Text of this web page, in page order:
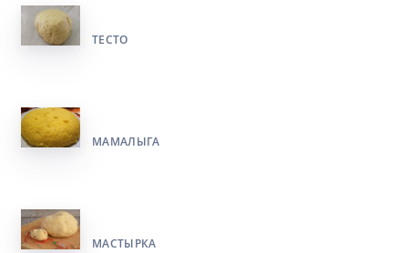
ТЕСТО
МАМАЛЫГА
МАСТЫРКА